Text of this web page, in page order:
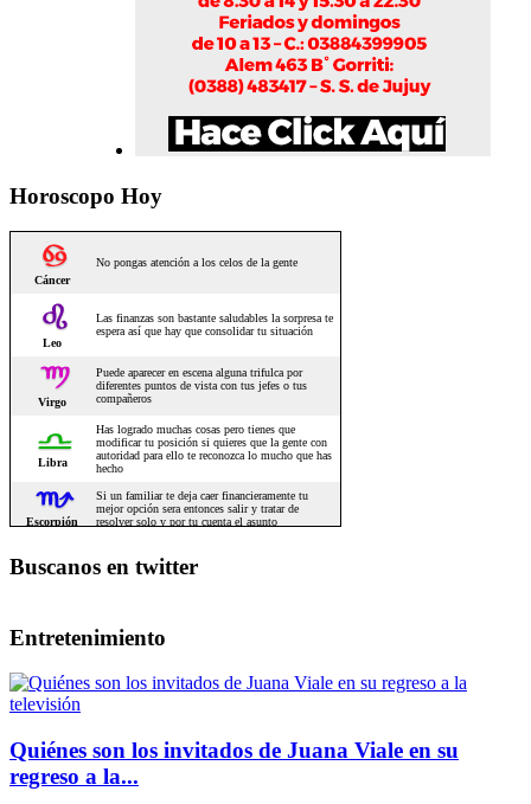
Horoscopo Hoy
Buscanos en twitter
Entretenimiento
Quiénes son los invitados de Juana Viale en su
regreso a la...